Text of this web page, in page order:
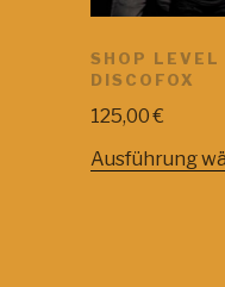
SHOP LEVEL
DISCOFOX
125,00€
Ausführung